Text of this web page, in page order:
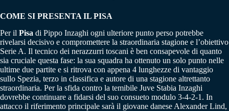
COME SI PRESENTA IL PISA
Per il Pisa di Pippo Inzaghi ogni ulteriore punto perso potrebbe
rivelarsi decisivo e compromettere la straordinaria stagione e l’obiettivo
Serie A. Il tecnico dei nerazzurri toscani è ben consapevole di quanto
sia cruciale questa fase: la sua squadra ha ottenuto un solo punto nelle
ultime due partite e si ritrova con appena 4 lunghezze di vantaggio
sullo Spezia, terzo in classifica e autore di una stagione altrettanto
straordinaria. Per la sfida contro la temibile Juve Stabia Inzaghi
dovrebbe continuare a fidarsi del suo consueto modulo 3-4-2-1. In
attacco il riferimento principale sarà il giovane danese Alexander Lind,